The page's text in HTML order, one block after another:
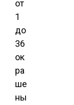
от
1
до
36
ок
ра
ше
ны